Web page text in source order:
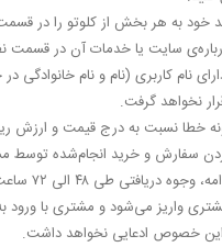
خود به هر بخش از کلوتو را در
سایت یا خدمات آن در قسمت
نام کاربری (نام و نام خانوادگی
نخواهد گرفت.
خطا نسبت به درج قیمت و ارزش
سفارش و خرید انجام‌شده توسط
محفوظ است.
واریز می‌شود و مشتری با ورود
این خصوص ادعایی نخواهد داشت.